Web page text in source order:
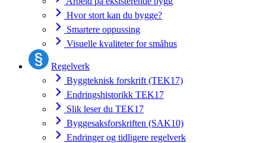
Hvor stort kan du bygge?
Smartere oppussing
Visuelle kvaliteter for småhus
Regelverk
Byggteknisk forskrift (TEK17)
Endringshistorikk TEK17
Slik leser du TEK17
Byggesaksforskriften (SAK10)
Endringer og tidligere regelverk